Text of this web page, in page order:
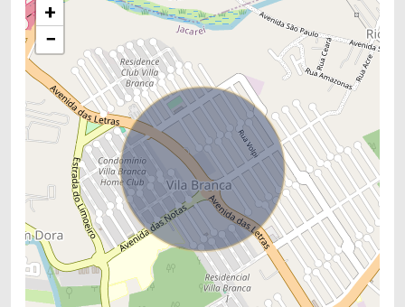
+
−